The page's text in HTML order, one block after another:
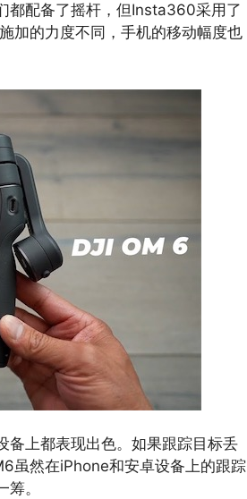
都配备了摇杆，但Insta360采用了
加的力度不同，手机的移动幅度也
备上都表现出色。如果跟踪目标丢
虽然在iPhone和安卓设备上的跟踪
。